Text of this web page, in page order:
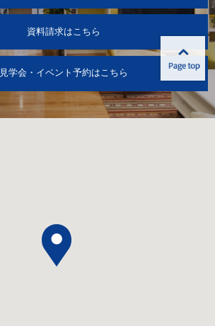
資料請求はこちら
見学会・イベント予約はこちら